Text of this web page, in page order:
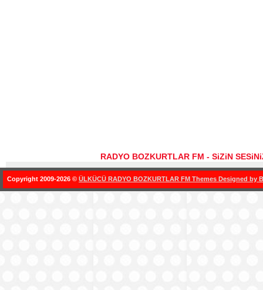
RADYO BOZKURTLAR FM - SiZiN
Copyright 2009-2026 © ÜLKÜCÜ RADYO BOZKURTLAR FM Themes Designed by